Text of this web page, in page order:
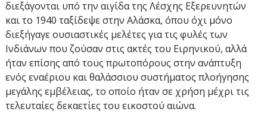
διεξάγονται υπό την αιγίδα της Λέσχης Εξερευνητών
και το 1940 ταξίδεψε στην Αλάσκα, όπου όχι μόνο
διεξήγαγε ουσιαστικές μελέτες για τις φυλές των
Ινδιάνων που ζούσαν στις ακτές του Ειρηνικού, αλλά
ήταν επίσης από τους πρωτοπόρους στην ανάπτυξη
ενός εναέριου και θαλάσσιου συστήματος πλοήγησης
μεγάλης εμβέλειας, το οποίο ήταν σε χρήση μέχρι τις
τελευταίες δεκαετίες του εικοστού αιώνα.